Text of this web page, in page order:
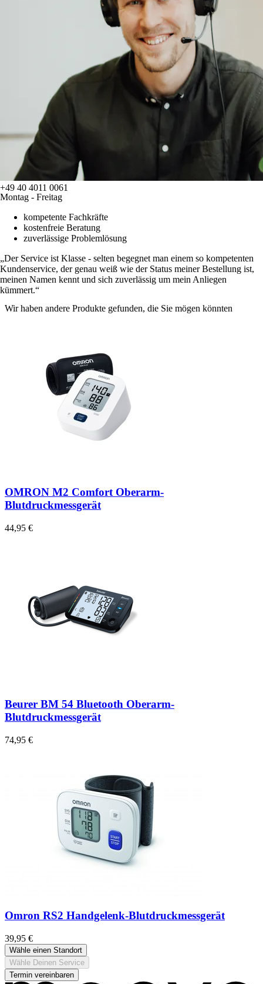
+49 40 4011 0061
Montag - Freitag
kompetente Fachkräfte
kostenfreie Beratung
zuverlässige Problemlösung
Der Service ist Klasse - selten begegnet man einem so kompetenten
Kundenservice, der genau weiß wie der Status meiner Bestellung ist,
meinen Namen kennt und sich zuverlässig um mein Anliegen
kümmert.
Wir haben andere Produkte gefunden, die Sie mögen könnten
OMRON M2 Comfort Oberarm-
Blutdruckmessgerät
44,95 €
Beurer BM 54 Bluetooth Oberarm-
Blutdruckmessgerät
74,95 €
Omron RS2 Handgelenk-Blutdruckmessgerät
39,95 €
Wähle einen Standort
Wähle Deinen Service
Termin vereinbaren